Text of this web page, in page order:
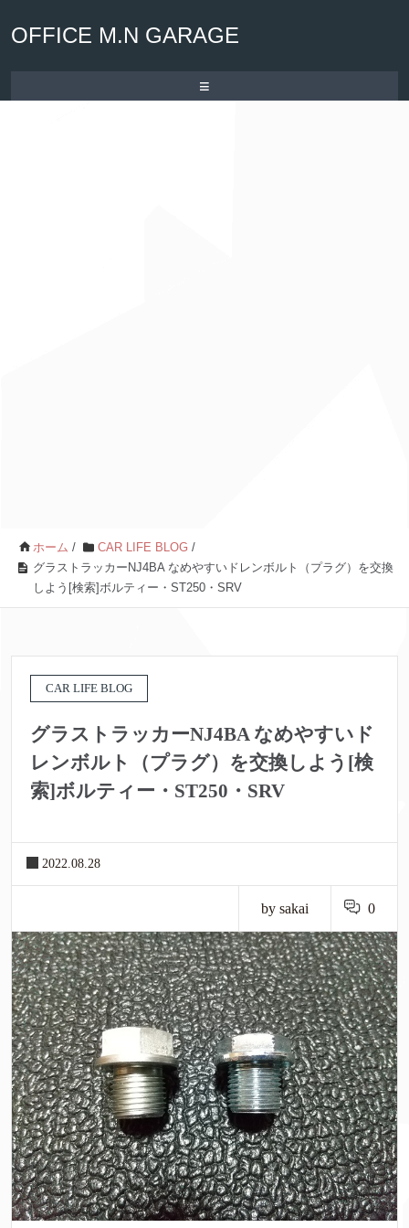
OFFICE M.N GARAGE
≡
ホーム / CAR LIFE BLOG /
グラストラッカーNJ4BA なめやすいドレンボルト（プラグ）を交換
しよう[検索]ボルティー・ST250・SRV
CAR LIFE BLOG
グラストラッカーNJ4BA なめやすいド
レンボルト（プラグ）を交換しよう[検
索]ボルティー・ST250・SRV
2022.08.28
by sakai 0